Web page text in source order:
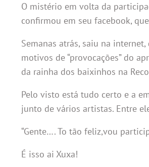
O mistério em volta da
confirmou em seu facebook,
Semanas atrás, saiu na
motivos de “provocações” do
da rainha dos baixinhos na
Pelo visto está tudo certo e a
junto de vários artistas. Entre
“Gente…. To tão feliz,vou
É isso ai Xuxa!